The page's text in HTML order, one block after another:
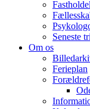
Seneste
Om os
Ferieplan